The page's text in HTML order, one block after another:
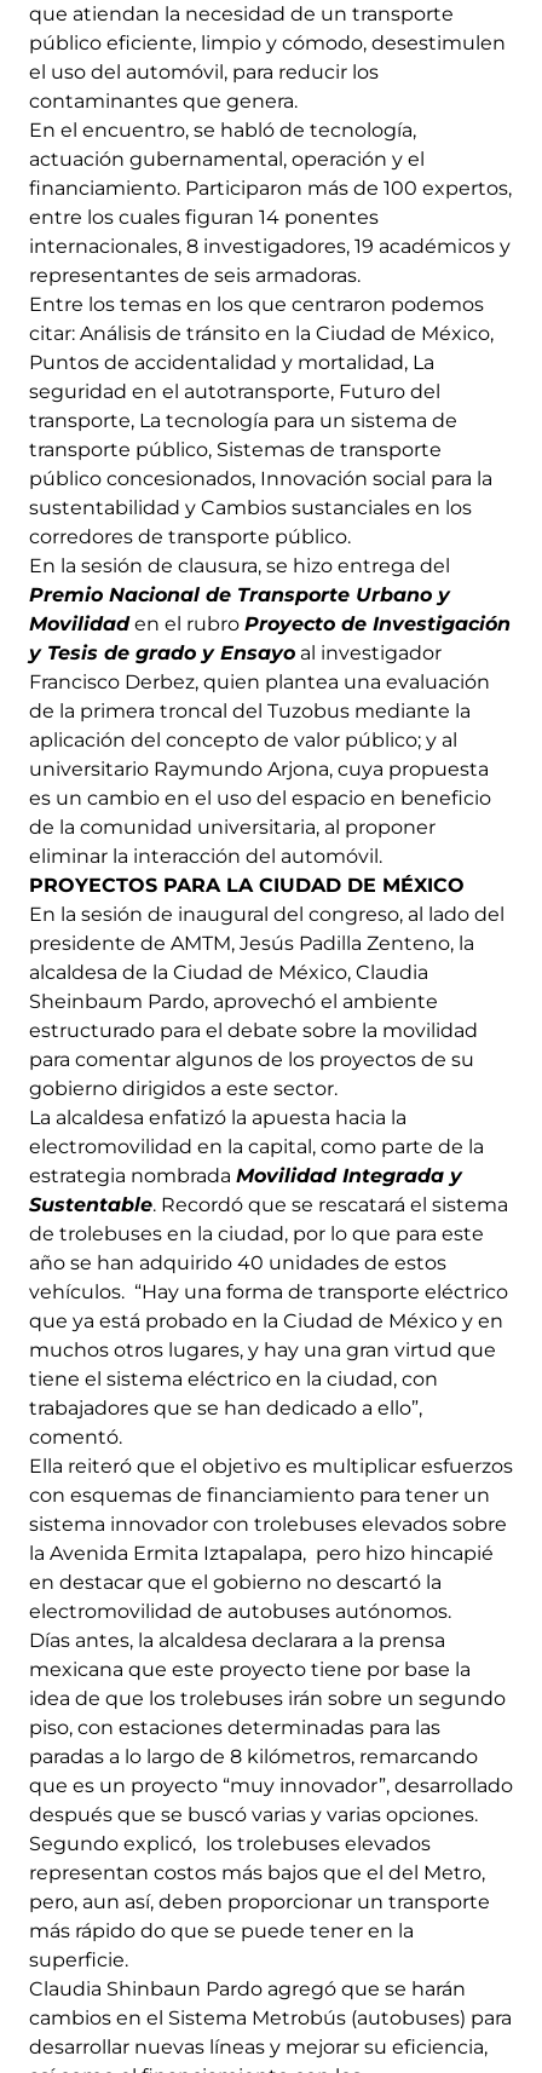
que atiendan la necesidad de un transporte
público eficiente, limpio y cómodo, desestimulen
el uso del automóvil, para reducir los
contaminantes que genera.
En el encuentro, se habló de tecnología,
actuación gubernamental, operación y el
financiamiento. Participaron más de 100 expertos,
entre los cuales figuran 14 ponentes
internacionales, 8 investigadores, 19 académicos y
representantes de seis armadoras.
Entre los temas en los que centraron podemos
citar: Análisis de tránsito en la Ciudad de México,
Puntos de accidentalidad y mortalidad, La
seguridad en el autotransporte, Futuro del
transporte, La tecnología para un sistema de
transporte público, Sistemas de transporte
público concesionados, Innovación social para la
sustentabilidad y Cambios sustanciales en los
corredores de transporte público.
En la sesión de clausura, se hizo entrega del
Premio Nacional de Transporte Urbano y
Movilidaden el rubro Proyecto de Investigación
y Tesis de grado y Ensayo al investigador
Francisco Derbez, quien plantea una evaluación
de la primera troncal del Tuzobus mediante la
aplicación del concepto de valor público; y al
universitario Raymundo Arjona, cuya propuesta
es un cambio en el uso del espacio en beneficio
de la comunidad universitaria, al proponer
eliminar la interacción del automóvil.
PROYECTOS PARA LA CIUDAD DE MÉXICO
En la sesión de inaugural del congreso, al lado del
presidente de AMTM, Jesús Padilla Zenteno, la
alcaldesa de la Ciudad de México, Claudia
Sheinbaum Pardo, aprovechó el ambiente
estructurado para el debate sobre la movilidad
para comentar algunos de los proyectos de su
gobierno dirigidos a este sector.
La alcaldesa enfatizó la apuesta hacia la
electromovilidad en la capital, como parte de la
estrategia nombrada Movilidad Integrada y
Sustentable. Recordó que se rescatará el sistema
de trolebuses en la ciudad, por lo que para este
año se han adquirido 40 unidades de estos
vehículos. “Hay una forma de transporte eléctrico
que ya está probado en la Ciudad de México y en
muchos otros lugares, y hay una gran virtud que
tiene el sistema eléctrico en la ciudad, con
trabajadores que se han dedicado a ello”,
comentó.
Ella reiteró que el objetivo es multiplicar esfuerzos
con esquemas de financiamiento para tener un
sistema innovador con trolebuses elevados sobre
la Avenida Ermita Iztapalapa, pero hizo hincapié
en destacar que el gobierno no descartó la
electromovilidad de autobuses autónomos.
Días antes, la alcaldesa declarara a la prensa
mexicana que este proyecto tiene por base la
idea de que los trolebuses irán sobre un segundo
piso, con estaciones determinadas para las
paradas a lo largo de 8 kilómetros, remarcando
que es un proyecto “muy innovador”, desarrollado
después que se buscó varias y varias opciones.
Segundo explicó, los trolebuses elevados
representan costos más bajos que el del Metro,
pero, aun así, deben proporcionar un transporte
más rápido do que se puede tener en la
superficie.
Claudia Shinbaun Pardo agregó que se harán
cambios en el Sistema Metrobús (autobuses) para
desarrollar nuevas líneas y mejorar su eficiencia,